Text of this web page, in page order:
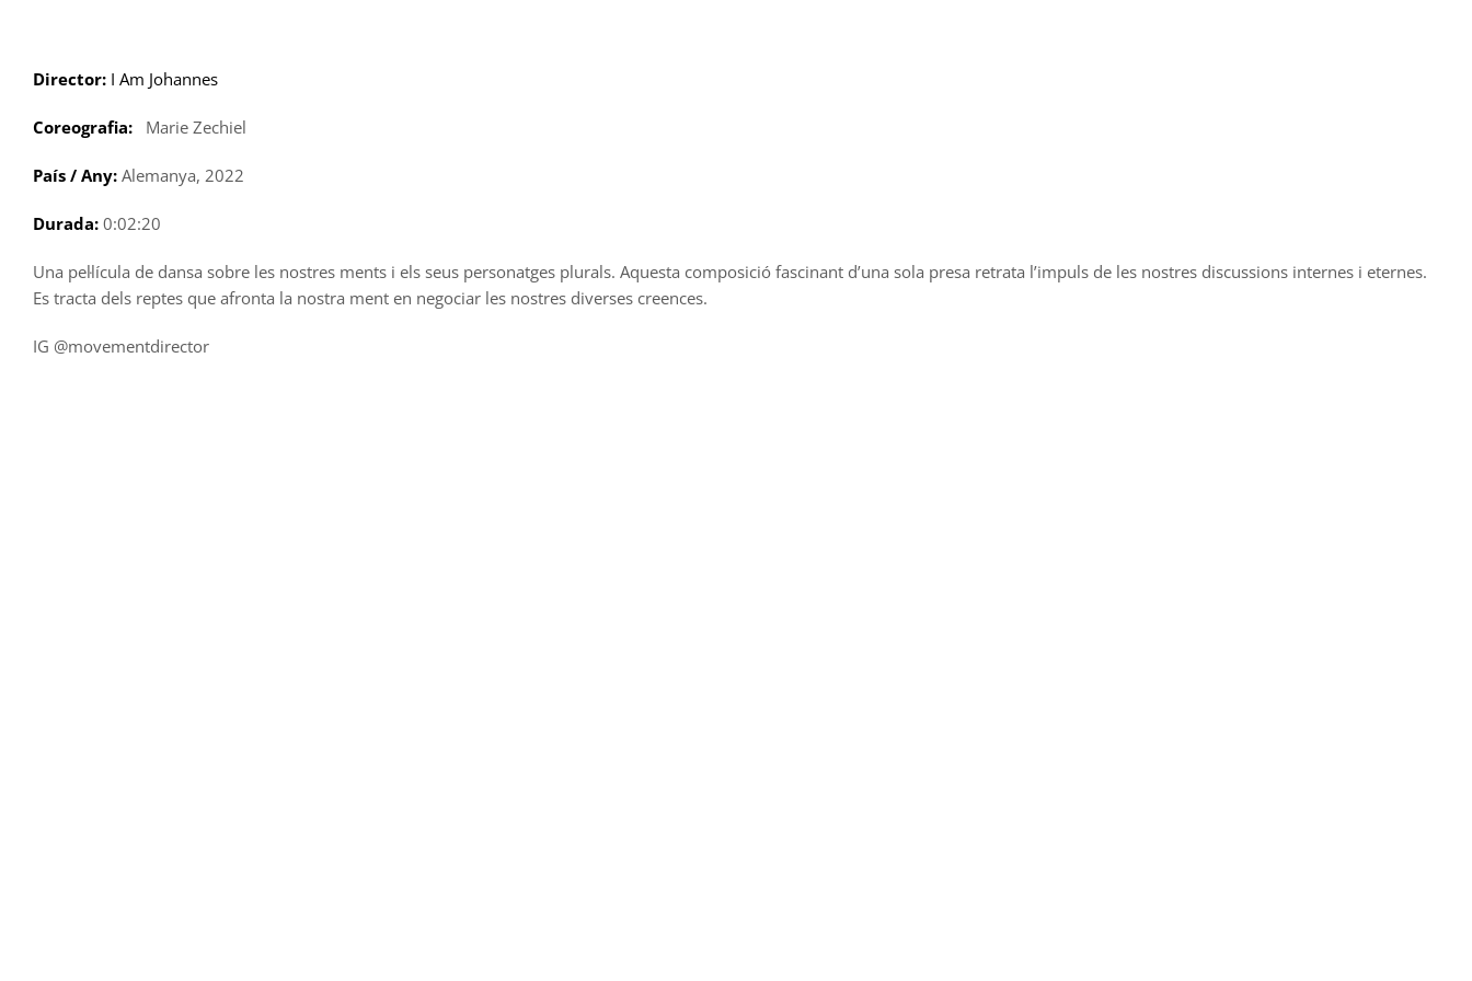
Director: I Am Johannes
Coreografia: Marie Zechiel
País / Any: Alemanya, 2022
Durada: 0:02:20
Una pel·lícula de dansa sobre les nostres ments i els seus personatges plurals. Aquesta composició fascinant d’una sola presa retrata l’impuls de les nostres discussions internes i eternes.
Es tracta dels reptes que afronta la nostra ment en negociar les nostres diverses creences.
IG @movementdirector